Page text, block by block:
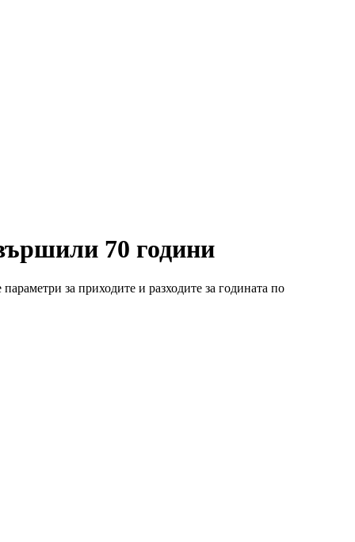
70 години
за приходите и разходите за годината по